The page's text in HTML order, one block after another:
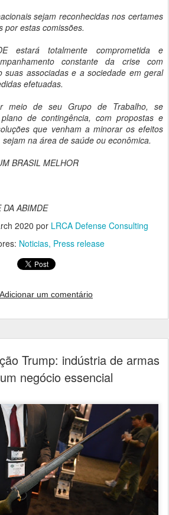
sejam reconhecidas nos certames
por estas comissões.
estará totalmente comprometida e
constante da crise com
suas associadas e a sociedade em geral
efetuadas.
meio de seu Grupo de Trabalho, se
de contingência, com propostas e
que venham a minorar os efeitos
na área de saúde ou econômica.
BRASIL MELHOR
DA ABIMDE
2020 por LRCA Defense Consulting
Noticias Press release
Adicionar um comentário
Trump: indústria de armas
negócio essencial